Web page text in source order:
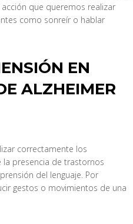
que queremos realizar
como sonreír o hablar
EN
ALZHEIMER
correctamente los
presencia de trastornos
del lenguaje. Por
gestos o movimientos de una